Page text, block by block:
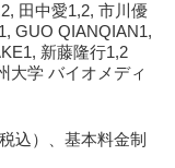
田中愛1,2, 市川優
GUO QIANQIAN1,
新藤隆行1,2
大学 バイオメディ
込）、基本料金制